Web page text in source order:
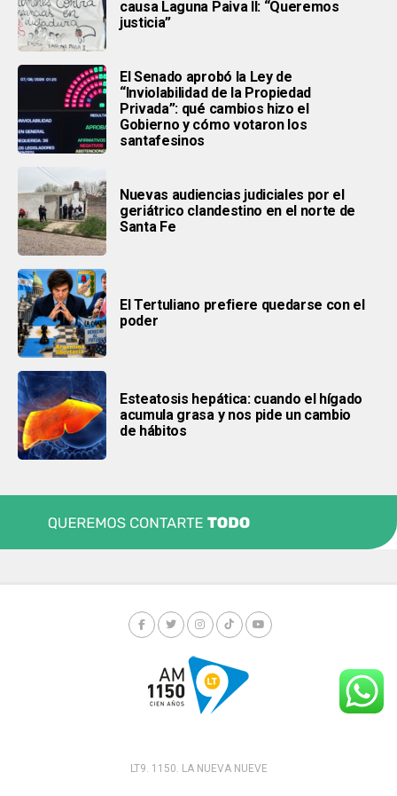
causa Laguna Paiva II: “Queremos
justicia”
El Senado aprobó la Ley de
“Inviolabilidad de la Propiedad
Privada”: qué cambios hizo el
Gobierno y cómo votaron los
santafesinos
Nuevas audiencias judiciales por el
geriátrico clandestino en el norte de
Santa Fe
El Tertuliano prefiere quedarse con el
poder
Esteatosis hepática: cuando el hígado
acumula grasa y nos pide un cambio
de hábitos
LT9. 1150. LA NUEVA NUEVE